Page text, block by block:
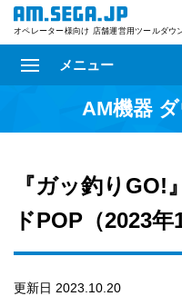
オペレーター様向け 店舗運営用ツールダウ
メニュー
AM機器
『ガッ釣りGO!
ドPOP（2023年
更新日 2023.10.20